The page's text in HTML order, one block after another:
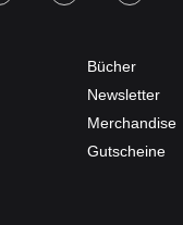
Bücher
Newsletter
Merchandise
Gutscheine